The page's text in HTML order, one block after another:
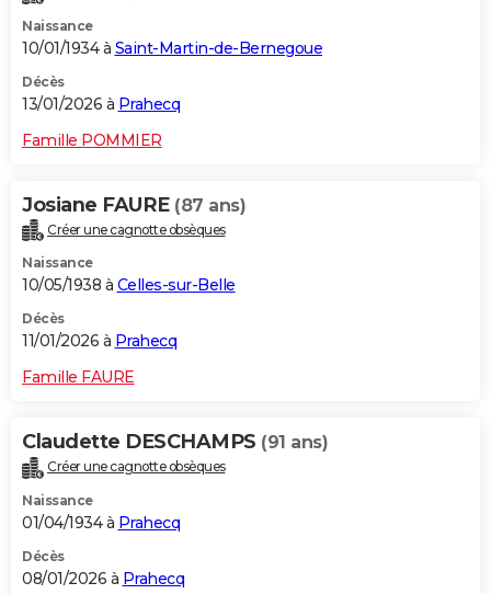
Naissance
10/01/1934 à Saint-Martin-de-Bernegoue
Décès
13/01/2026 à Prahecq
Famille POMMIER
Josiane FAURE (87 ans)
Créer une cagnotte obsèques
Naissance
10/05/1938 à Celles-sur-Belle
Décès
11/01/2026 à Prahecq
Famille FAURE
Claudette DESCHAMPS (91 ans)
Créer une cagnotte obsèques
Naissance
01/04/1934 à Prahecq
Décès
08/01/2026 à Prahecq